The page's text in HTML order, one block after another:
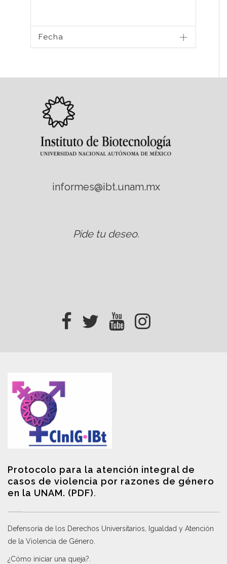
Fecha
informes@ibt.unam.mx
Pide tu deseo.
Protocolo para la atención integral de
casos de violencia por razones de género
en la UNAM. (PDF).
Defensoría de los Derechos Universitarios, Igualdad y Atención
de la Violencia de Género
¿Cómo iniciar una queja?